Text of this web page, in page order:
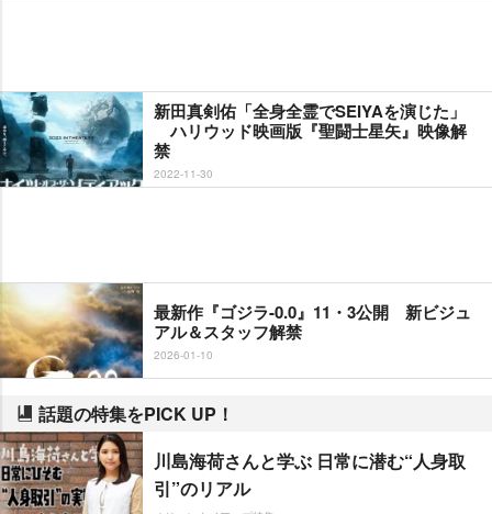
新田真剣佑「全身全霊でSEIYAを演じた」
ハリウッド映画版『聖闘士星矢』映像解
禁
2022-11-30
最新作『ゴジラ-0.0』11・3公開 新ビジュ
アル＆スタッフ解禁
2026-01-10
話題の特集をPICK UP！
川島海荷さんと学ぶ 日常に潜む“人身取
引”のリアル